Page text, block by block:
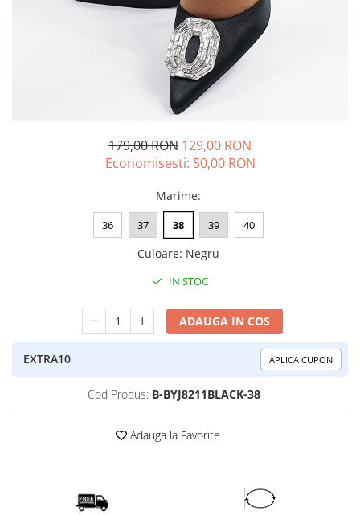
179,00 RON 129,00 RON
Economisesti: 50,00 RON
Marime:
36 37 38 39 40
Culoare: Negru
IN STOC
ADAUGA IN COS
EXTRA10 APLICA CUPON
Cod Produs: B-BYJ8211BLACK-38
Adauga la Favorite